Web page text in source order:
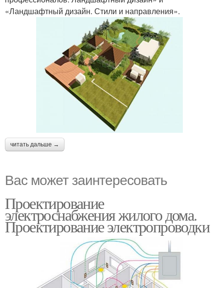
«Ландшафтный дизайн. Стили и направления».
читать дальше →
Вас может заинтересовать
Проектирование
электроснабжения жилого дома.
Проектирование электропроводки